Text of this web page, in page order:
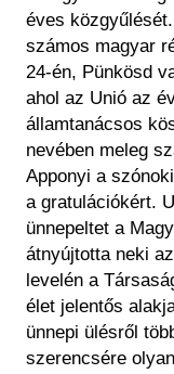
éves
számos magyar
24-én, Pünkösd
ahol az Unió az
államtanácsos
nevében meleg
Apponyi a
a gratulációkért.
ünnepeltet a
átnyújtotta neki
levelén a
élet jelentős
ünnepi ülésről
szerencsére